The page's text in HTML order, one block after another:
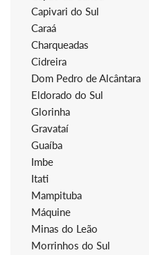
Capivari do Sul
Caraá
Charqueadas
Cidreira
Dom Pedro de Alcântara
Eldorado do Sul
Glorinha
Gravataí
Guaíba
Imbe
Itati
Mampituba
Máquine
Minas do Leão
Morrinhos do Sul